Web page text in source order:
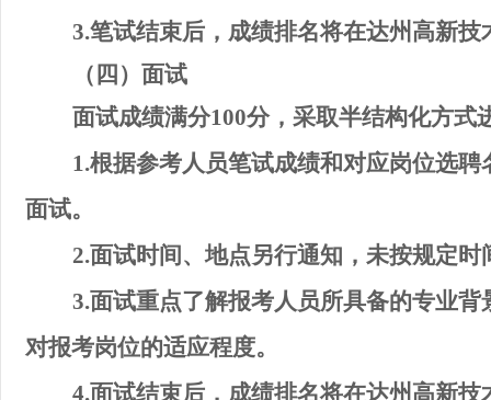
3.笔试结束后，成绩排名将在达州高新技
（ 四 ）面试
面试成绩满分100分，采取半结构化方式
1.根据参考人员笔试成绩和对应岗位选聘
面试。
2.面试时间、地点另行通知，未按规定时
3.面试重点了解报考人员所具备的专业
对报考岗位的适应程度。
4.面试结束后，成绩排名将在达州高新技